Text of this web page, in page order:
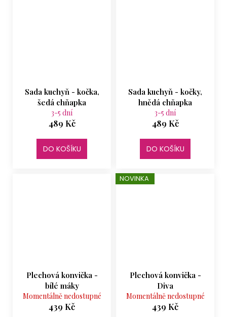
Sada kuchyň - kočka,
šedá chňapka
3-5 dní
489 Kč
DO KOŠÍKU
Sada kuchyň - kočky,
hnědá chňapka
3-5 dní
489 Kč
DO KOŠÍKU
Plechová konvička -
bílé máky
Momentálně nedostupné
439 Kč
NOVINKA
Plechová konvička -
Diva
Momentálně nedostupné
439 Kč